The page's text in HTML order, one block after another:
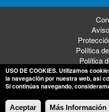
Política
Política
© 2026
USO DE COOKIES. Utilizamos
la navegación por nuestra web, así
Si continúas navegando,
Aceptar Más Información